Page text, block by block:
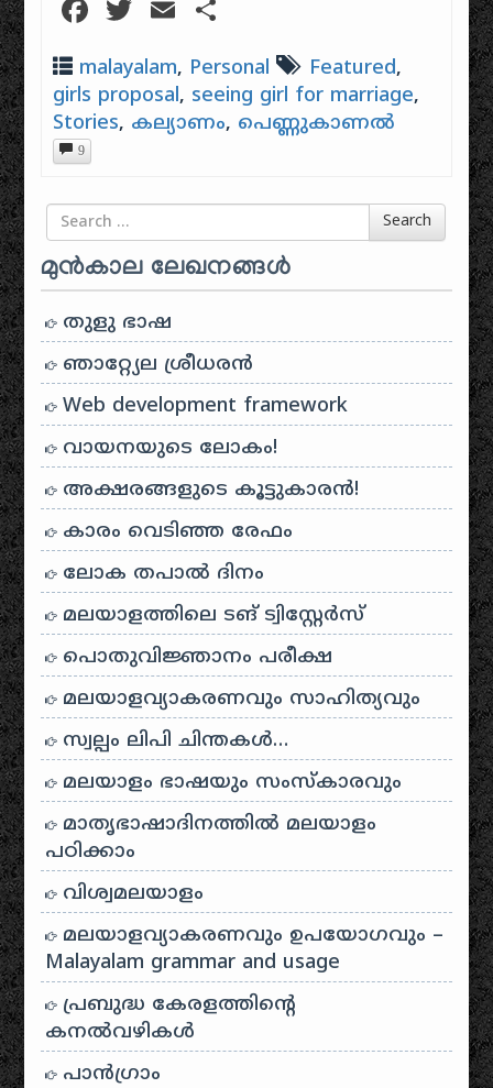
Facebook
Twitter
Email
malayalam, Personal Featured,
girls proposal, seeing girl for marriage,
Stories, കല്യാണം, പെണ്ണുകാണൽ
9
Search for Search
മുൻകാല ലേഖനങ്ങൾ
തുളു ഭാഷ
ഞാറ്റ്യേല ശ്രീധരൻ
Web development framework
വായനയുടെ ലോകം!
അക്ഷരങ്ങളുടെ കൂട്ടുകാരൻ!
കാരം വെടിഞ്ഞ രേഫം
ലോക തപാൽ ദിനം
മലയാളത്തിലെ ടങ് ട്വിസ്റ്റേർസ്
പൊതുവിജ്ഞാനം പരീക്ഷ
മലയാളവ്യാകരണവും സാഹിത്യവും
സ്വല്പം ലിപി ചിന്തകൾ…
മലയാളം ഭാഷയും സംസ്കാരവും
മാതൃഭാഷാദിനത്തിൽ മലയാളം
പഠിക്കാം
വിശ്വമലയാളം
മലയാളവ്യാകരണവും ഉപയോഗവും –
Malayalam grammar and usage
പ്രബുദ്ധ കേരളത്തിന്റെ
കനൽവഴികൾ
പാന്‍ഗ്രാം